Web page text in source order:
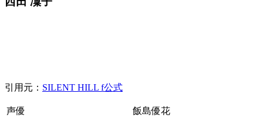
引用元： SILENT HILL f公式
声優 飯島優花